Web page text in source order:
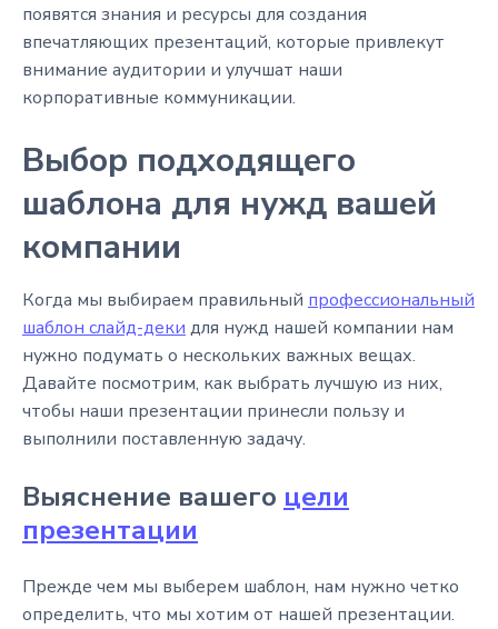
появятся знания и ресурсы для создания
впечатляющих презентаций, которые привлекут
внимание аудитории и улучшат наши
корпоративные коммуникации.
Выбор подходящего
шаблона для нужд вашей
компании
Когда мы выбираем правильный профессиональный
шаблон слайд-деки для нужд нашей компании нам
нужно подумать о нескольких важных вещах.
Давайте посмотрим, как выбрать лучшую из них,
чтобы наши презентации принесли пользу и
выполнили поставленную задачу.
Выяснение вашего цели
презентации
Прежде чем мы выберем шаблон, нам нужно четко
определить, что мы хотим от нашей презентации.